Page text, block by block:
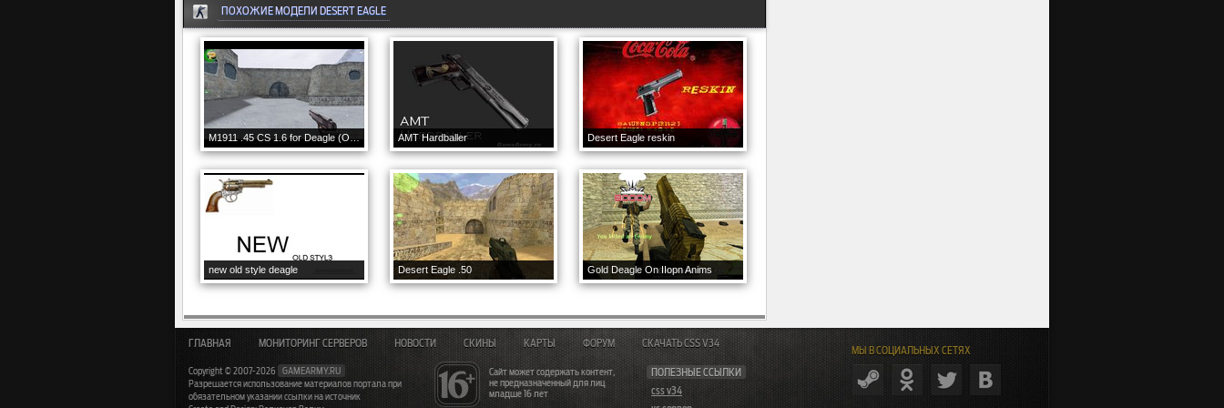
ПОХОЖИЕ МОДЕЛИ DESERT EAGLE
M1911 .45 CS 1.6 for Deagle (Optional Colors) AMT Hardballer Desert Eagle reskin
new old style deagle Desert Eagle .50 Gold Deagle On IIopn Anims
МЫ В СОЦИАЛЬНЫХ СЕТЯХ
Сайт может содержать контент,
не предназначенный для лиц
младше 16 лет
ПОЛЕЗНЫЕ ССЫЛКИ
css v34
ГЛАВНАЯ МОНИТОРИНГ СЕРВЕРОВ НОВОСТИ СКИНЫ КАРТЫ ФОРУМ СКАЧАТЬ CSS V34
Copyright © 2007-2026
GAMEARMY.RU
Разрешается использование материалов портала при
обязательном указании ссылки на источник